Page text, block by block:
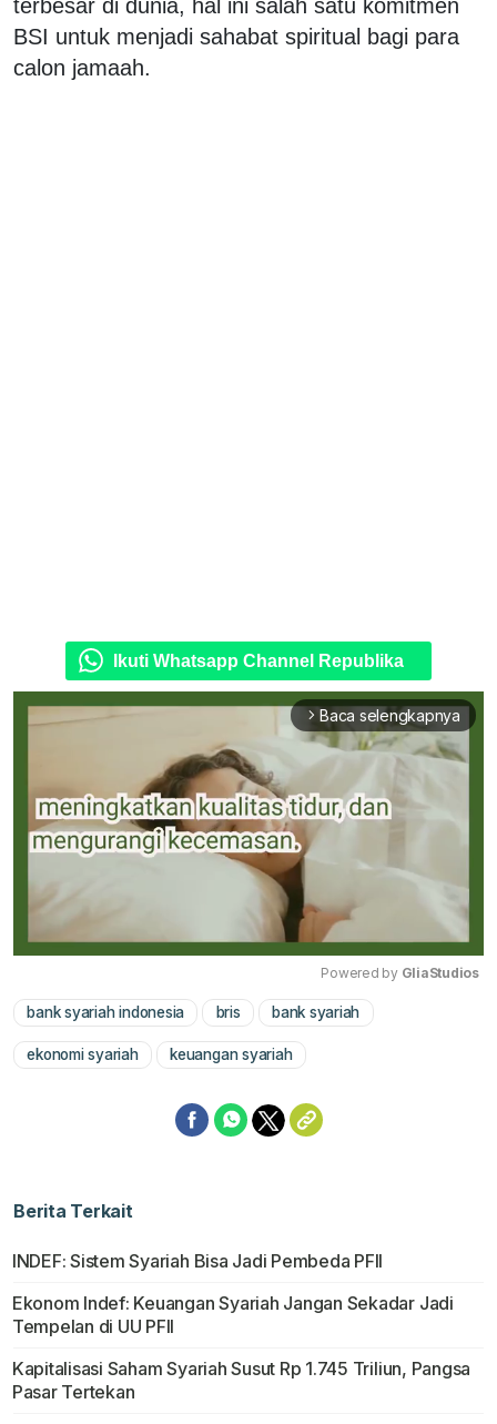
terbesar di dunia, hal ini salah satu komitmen
BSI untuk menjadi sahabat spiritual bagi para
calon jamaah.
Ikuti Whatsapp Channel Republika
arrow_forward_ios Baca selengkapnya
Powered by GliaStudios
bank syariah indonesia bris bank syariah
ekonomi syariah keuangan syariah
Berita Terkait
INDEF: Sistem Syariah Bisa Jadi Pembeda PFII
Ekonom Indef: Keuangan Syariah Jangan Sekadar Jadi
Tempelan di UU PFII
Kapitalisasi Saham Syariah Susut Rp 1.745 Triliun, Pangsa
Pasar Tertekan